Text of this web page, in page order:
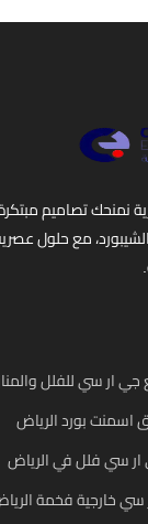
نمنحك تصاميم
مع حلول
ار سي للفلل
بورد الرياض
سي فلل في الرياض
خارجية فخمة